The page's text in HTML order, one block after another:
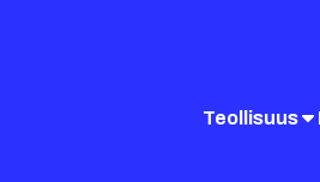
Teollisuus